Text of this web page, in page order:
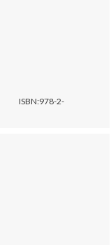
ISBN:978-2-